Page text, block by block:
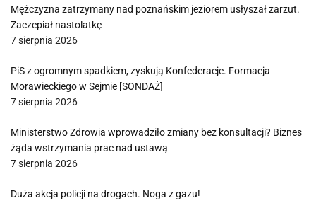
Mężczyzna zatrzymany nad poznańskim jeziorem usłyszał zarzut.
Zaczepiał nastolatkę
7 sierpnia 2026
PiS z ogromnym spadkiem, zyskują Konfederacje. Formacja
Morawieckiego w Sejmie [SONDAŻ]
7 sierpnia 2026
Ministerstwo Zdrowia wprowadziło zmiany bez konsultacji? Biznes
żąda wstrzymania prac nad ustawą
7 sierpnia 2026
Duża akcja policji na drogach. Noga z gazu!